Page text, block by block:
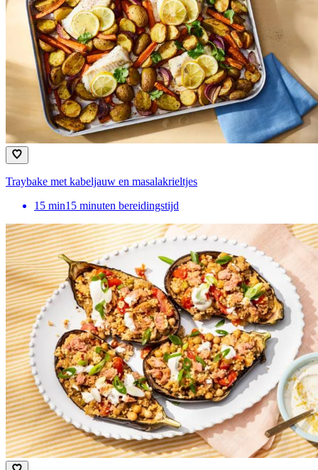
Traybake met kabeljauw en masalakrieltjes
15 min15 minuten bereidingstijd